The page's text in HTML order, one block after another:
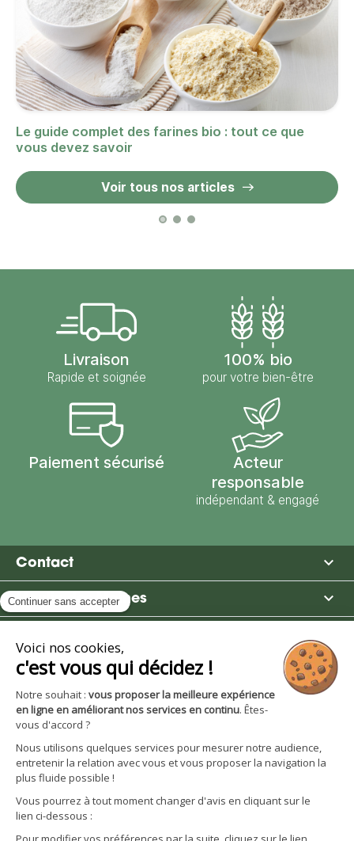
Le guide complet des farines bio : tout ce que
vous devez savoir
Voir tous nos articles
Livraison
Rapide et soignée
100% bio
pour votre bien-être
Paiement sécurisé
Acteur
responsable
indépendant & engagé
Contact 
Moulin des Moines 
Avantages et services 